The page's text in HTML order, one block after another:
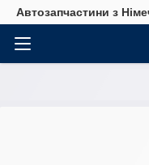
Автозапчастини з